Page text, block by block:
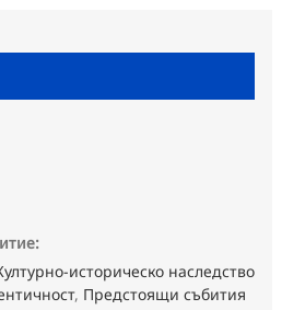
историческо наследство
, Предстоящи събития